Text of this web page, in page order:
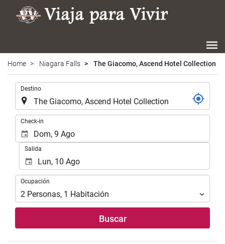
Home Niagara Falls The Giacomo, Ascend Hotel Collection
Destino
Check-in
Salida
Ocupación
Ocupación
2 Personas, 1 Habitación
Buscar